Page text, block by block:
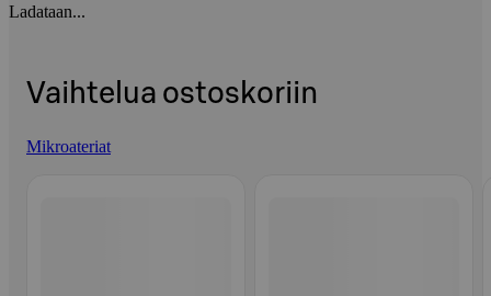
Ladataan...
Vaihtelua ostoskoriin
Mikroateriat